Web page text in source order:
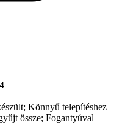
Könnyű telepítéshez
össze; Fogantyúval